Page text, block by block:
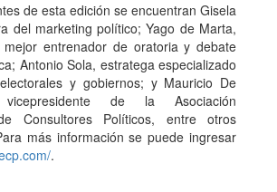
de esta edición se encuentran Gisela
del marketing político; Yago de Marta,
mejor entrenador de oratoria y debate
Antonio Sola, estratega especializado
y gobiernos; y Mauricio De
vicepresidente de la Asociación
Consultores Políticos, entre otros
más información se puede ingresar
.